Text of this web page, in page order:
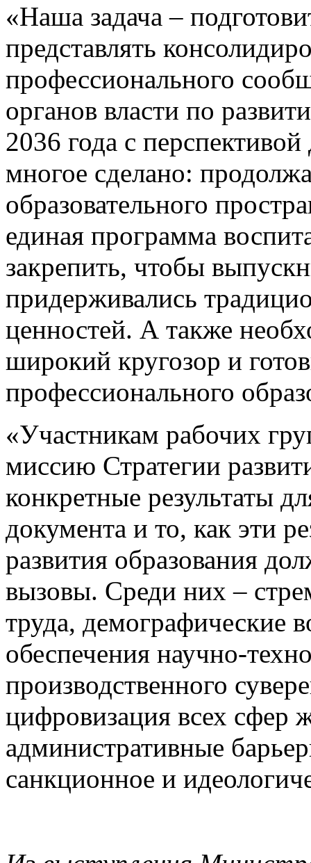
«Наша задача –
представлять
профессионального
органов власти по
2036 года с
многое сделано:
образовательного
единая программа
закрепить, чтобы
придерживались
ценностей. А также
широкий кругозор и
профессионального
«Участникам рабочих
миссию Стратегии
конкретные результаты
документа и то, как эти
развития образования
вызовы. Среди них –
труда, демографические
обеспечения научно-
производственного
цифровизация всех сфер
административные
санкционное и